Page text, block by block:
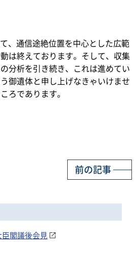
、通信途絶位置を中心とした広範
は終えております。そして、収集
分析を引き続き、これは進めてい
御遺体と申し上げなきゃいけませ
ろであります。
前の記事
閣議後会見